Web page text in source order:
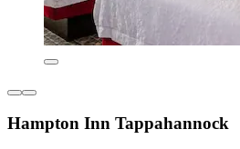
Hampton Inn Tappahannock